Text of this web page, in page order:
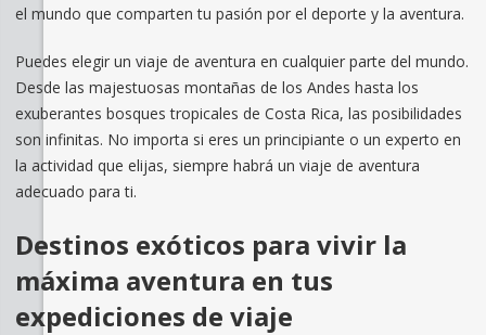
el mundo que comparten tu pasión por el deporte y la aventura.
Puedes elegir un viaje de aventura en cualquier parte del mundo.
Desde las majestuosas montañas de los Andes hasta los
exuberantes bosques tropicales de Costa Rica, las posibilidades
son infinitas. No importa si eres un principiante o un experto en
la actividad que elijas, siempre habrá un viaje de aventura
adecuado para ti.
Destinos exóticos para vivir la
máxima aventura en tus
expediciones de viaje